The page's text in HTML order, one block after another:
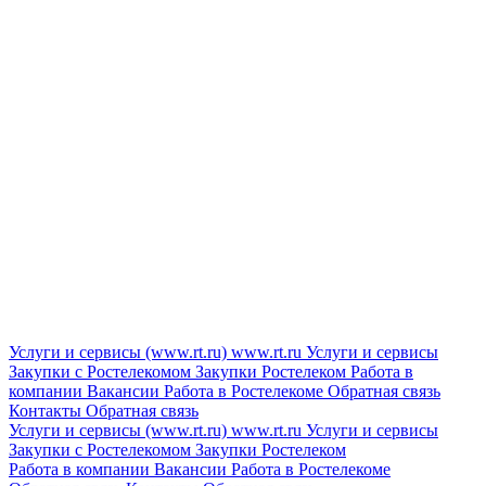
Услуги и сервисы (www.rt.ru) www.rt.ru Услуги и сервисы
Закупки с Ростелекомом Закупки Ростелеком Работа в
компании Вакансии Работа в Ростелекоме Обратная связь
Контакты Обратная связь
Услуги и сервисы (www.rt.ru) www.rt.ru Услуги и сервисы
Закупки с Ростелекомом Закупки Ростелеком
Работа в компании Вакансии Работа в Ростелекоме